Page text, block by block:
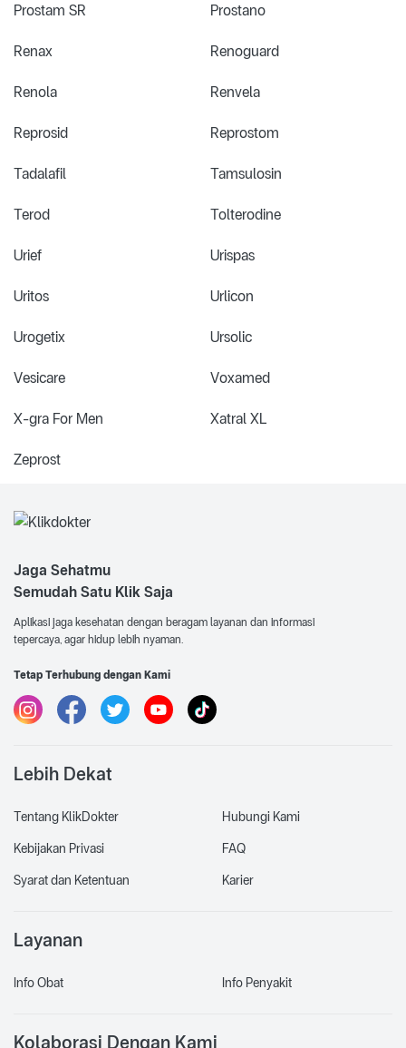
Prostam SR Prostano
Renax Renoguard
Renola Renvela
Reprosid Reprostom
Tadalafil Tamsulosin
Terod Tolterodine
Urief Urispas
Uritos Urlicon
Urogetix Ursolic
Vesicare Voxamed
X-gra For Men Xatral XL
Zeprost
Jaga Sehatmu
Semudah Satu Klik Saja
Aplikasi jaga kesehatan dengan beragam layanan dan informasi
tepercaya, agar hidup lebih nyaman.
Tetap Terhubung dengan Kami
Lebih Dekat
Tentang KlikDokter
Kebijakan Privasi
Syarat dan Ketentuan
Hubungi Kami
FAQ
Karier
Layanan
Info Obat Info Penyakit
Kolaborasi Dengan Kami